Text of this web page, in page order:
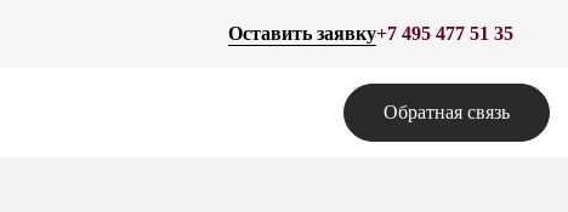
Оставить заявку+7 495 477 51 35
Обратная связь